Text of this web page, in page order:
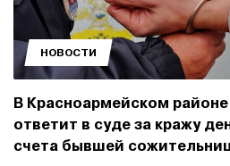
НОВОСТИ
В Красноармейском
ответит в суде за кражу
счета бывшей